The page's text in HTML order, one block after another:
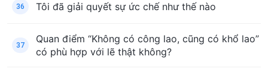
36 Tôi đã giải quyết sự ức chế như thế nào
37
Quan điểm “Không có công lao, cũng có khổ lao”
có phù hợp với lẽ thật không?